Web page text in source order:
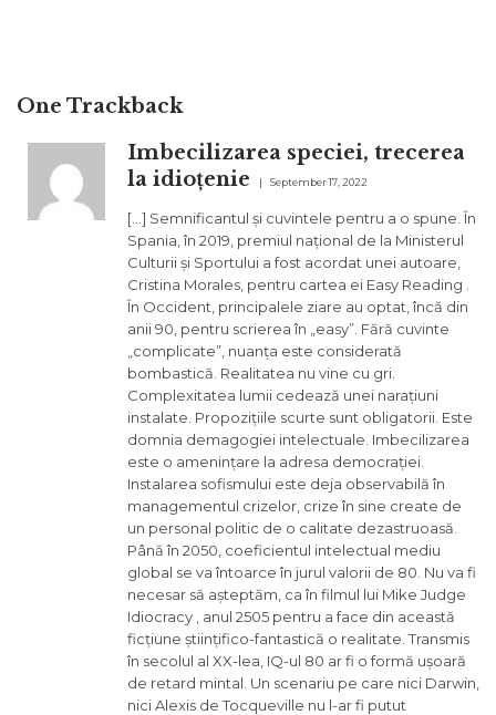
One Trackback
Imbecilizarea speciei, trecerea
la idioțenie
September 17, 2022
[…] Semnificantul și cuvintele pentru a o spune. În
Spania, în 2019, premiul național de la Ministerul
Culturii și Sportului a fost acordat unei autoare,
Cristina Morales, pentru cartea ei Easy Reading .
În Occident, principalele ziare au optat, încă din
anii 90, pentru scrierea în „easy”. Fără cuvinte
„complicate”, nuanța este considerată
bombastică. Realitatea nu vine cu gri.
Complexitatea lumii cedează unei narațiuni
instalate. Propozițiile scurte sunt obligatorii. Este
domnia demagogiei intelectuale. Imbecilizarea
este o amenințare la adresa democrației.
Instalarea sofismului este deja observabilă în
managementul crizelor, crize în sine create de
un personal politic de o calitate dezastruoasă.
Până în 2050, coeficientul intelectual mediu
global se va întoarce în jurul valorii de 80. Nu va fi
necesar să așteptăm, ca în filmul lui Mike Judge
Idiocracy , anul 2505 pentru a face din această
ficțiune științifico-fantastică o realitate. Transmis
în secolul al XX-lea, IQ-ul 80 ar fi o formă ușoară
de retard mintal. Un scenariu pe care nici Darwin,
nici Alexis de Tocqueville nu l-ar fi putut